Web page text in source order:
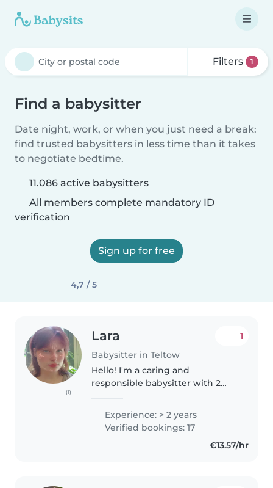
Filters 1
Find a babysitter
Date night, work, or when you just need a break:
find trusted babysitters in less time than it takes
to negotiate bedtime.
11.086 active babysitters
All members complete mandatory ID
verification
Sign up for free
4,7 / 5
(1)
Lara
Babysitter in Teltow
1
Hello! I'm a caring and
responsible babysitter with 2
toddlers, preschoolers, and
school-aged children. I'm
comfortable with pets and can
Experience: > 2 years
Verified bookings: 17
€13.57/hr